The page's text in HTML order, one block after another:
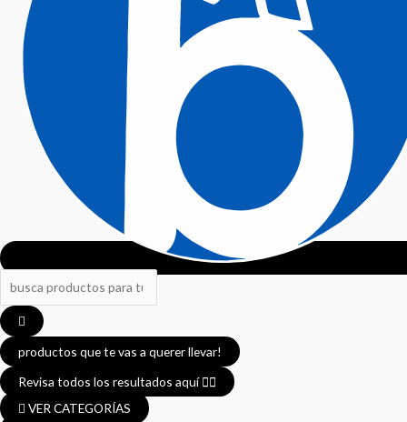
productos que te vas a querer llevar!
Revisa todos los resultados aquí 👈🏼
VER CATEGORÍAS